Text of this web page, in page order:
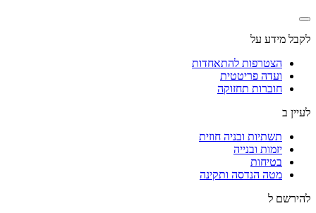
לקבל מידע על
הצטרפות להתאחדות
ועדה פריטטית
חוברות תחזוקה
לעיין ב
תשתיות ובניה חוזית
יזמות ובנייה
בטיחות
מטה הנדסה ותקינה
להירשם ל